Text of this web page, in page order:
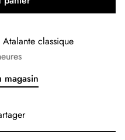
Atalante classique